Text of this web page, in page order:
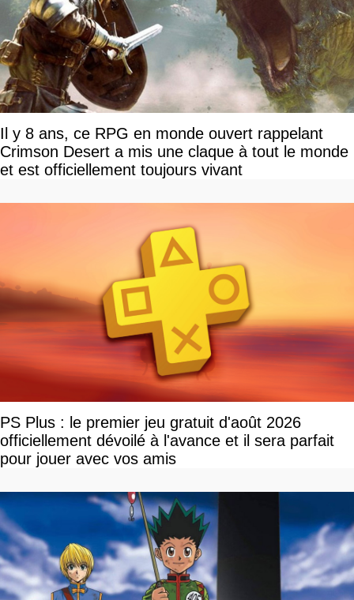
Il y 8 ans, ce RPG en monde ouvert rappelant
Crimson Desert a mis une claque à tout le monde
et est officiellement toujours vivant
PS Plus : le premier jeu gratuit d'août 2026
officiellement dévoilé à l'avance et il sera parfait
pour jouer avec vos amis